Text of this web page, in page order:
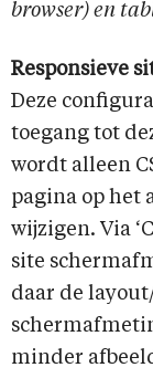
browser) en
Responsieve
Deze
toegang tot
wordt alleen
pagina op het
wijzigen. Via
site
daar de
minder